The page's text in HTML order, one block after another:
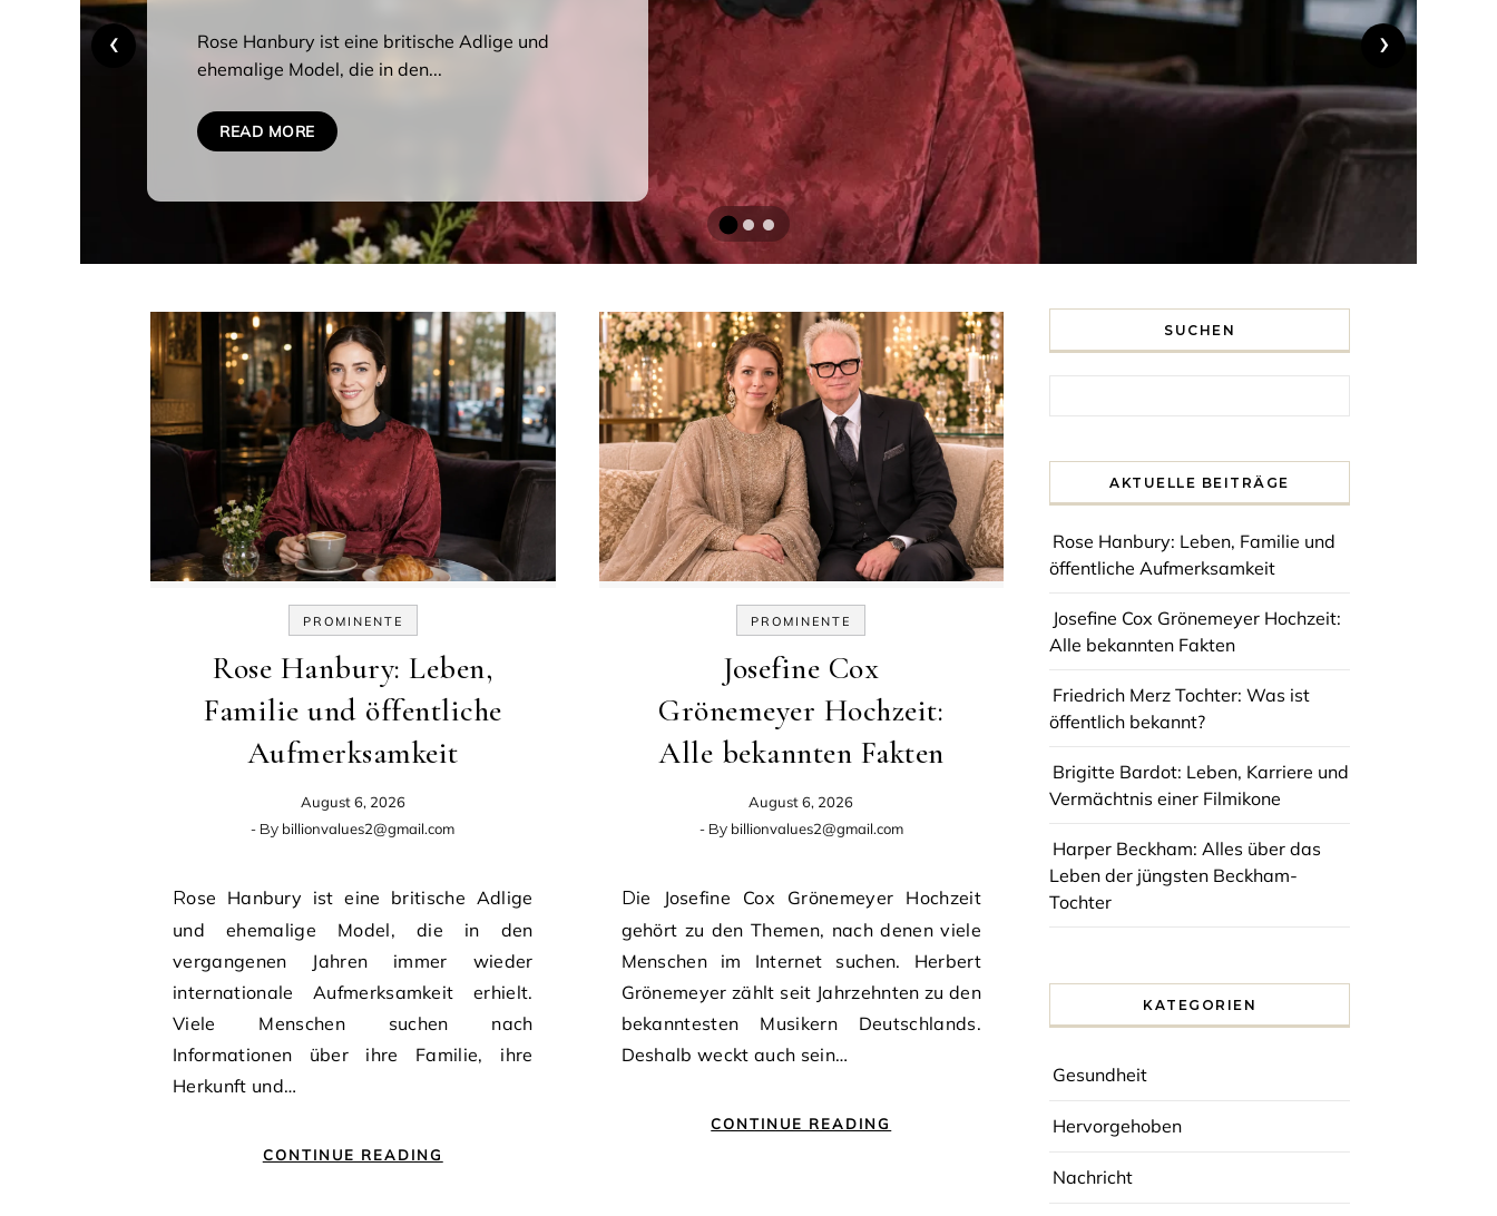
Die Josefine Cox Grönemeyer Hochzeit gehört zu
den Themen, nach denen viele...
READ MORE
‹ ›
PROMINENTE
Rose Hanbury: Leben,
Familie und öffentliche
Aufmerksamkeit
August 6, 2026
- By billionvalues2@gmail.com
Rose Hanbury ist eine britische Adlige
und ehemalige Model, die in den
vergangenen Jahren immer wieder
internationale Aufmerksamkeit erhielt.
Viele Menschen suchen nach
Informationen über ihre Familie, ihre
Herkunft und…
CONTINUE READING
PROMINENTE
Josefine Cox
Grönemeyer Hochzeit:
Alle bekannten Fakten
August 6, 2026
- By billionvalues2@gmail.com
Die Josefine Cox Grönemeyer Hochzeit
gehört zu den Themen, nach denen viele
Menschen im Internet suchen. Herbert
Grönemeyer zählt seit Jahrzehnten zu den
bekanntesten Musikern Deutschlands.
Deshalb weckt auch sein…
CONTINUE READING
SUCHEN
AKTUELLE BEITRÄGE
Rose Hanbury: Leben, Familie und
öffentliche Aufmerksamkeit
Josefine Cox Grönemeyer Hochzeit:
Alle bekannten Fakten
Friedrich Merz Tochter: Was ist
öffentlich bekannt?
Brigitte Bardot: Leben, Karriere und
Vermächtnis einer Filmikone
Harper Beckham: Alles über das
Leben der jüngsten Beckham-
Tochter
KATEGORIEN
Gesundheit
Hervorgehoben
Nachricht